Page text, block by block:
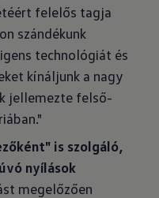
felelős tagja
szándékunk
technológiát és
kínáljunk a nagy
jellemezte felső-
is szolgáló,
nyílások
megelőzően